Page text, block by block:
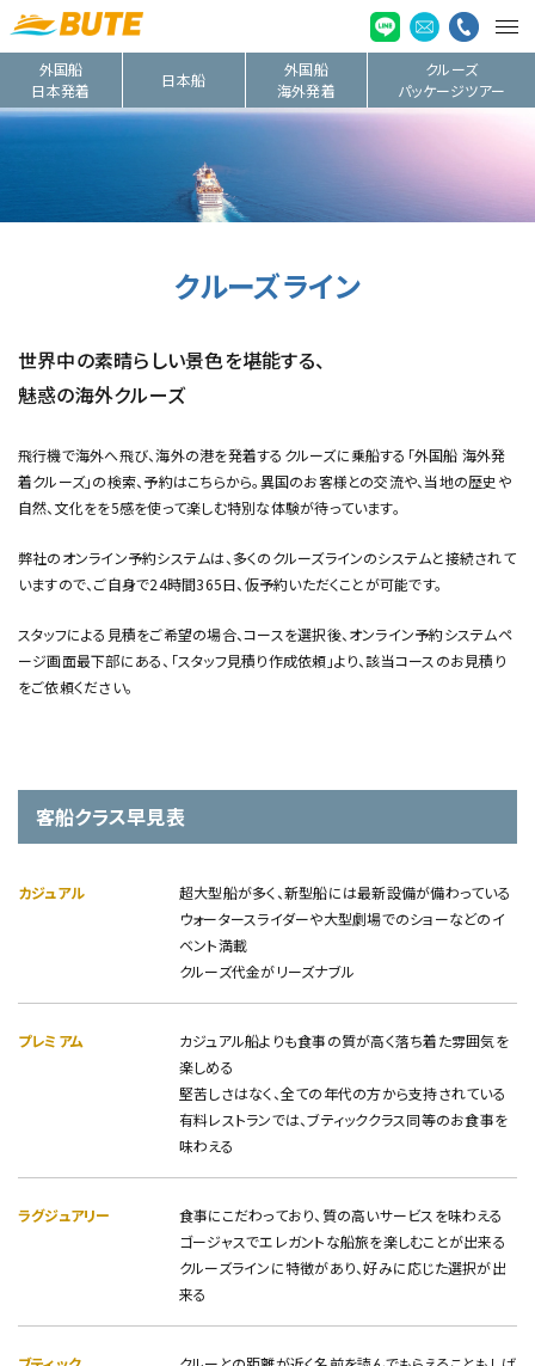
外国船
日本発着
日本船
外国船
海外発着
クルーズ
パッケージツアー
クルーズライン
世界中の素晴らしい景色を堪能する、
魅惑の海外クルーズ
飛行機で海外へ飛び、海外の港を発着するクルーズに乗船する「外国船 海外発
着クルーズ」の検索、予約はこちらから。異国のお客様との交流や、当地の歴史や
自然、文化をを5感を使って楽しむ特別な体験が待っています。
弊社のオンライン予約システムは、多くのクルーズラインのシステムと接続されて
いますので、ご自身で24時間365日、仮予約いただくことが可能です。
スタッフによる見積をご希望の場合、コースを選択後、オンライン予約システムペ
ージ画面最下部にある、「スタッフ見積り作成依頼」より、該当コースのお見積り
をご依頼ください。
客船クラス早見表
カジュアル
超大型船が多く、新型船には最新設備が備わっている
ウォータースライダーや大型劇場でのショーなどのイ
ベント満載
クルーズ代金がリーズナブル
プレミアム
カジュアル船よりも食事の質が高く落ち着た雰囲気を
楽しめる
堅苦しさはなく、全ての年代の方から支持されている
有料レストランでは、ブティッククラス同等のお食事を
味わえる
ラグジュアリー
食事にこだわっており、質の高いサービスを味わえる
ゴージャスでエレガントな船旅を楽しむことが出来る
クルーズラインに特徴があり、好みに応じた選択が出
来る